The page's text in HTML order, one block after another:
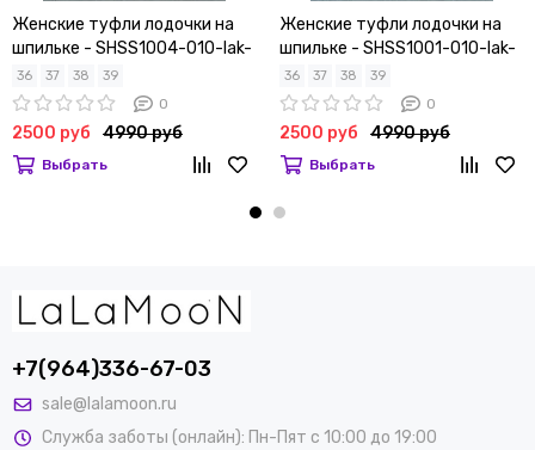
Женские туфли лодочки на
шпильке - SHSS1004-010-lak-
leo
36 37 38 39
0
2500 руб 4990 руб
Выбрать
Женские туфли лодочки на
шпильке - SHSS1001-010-lak-
bei
36 37 38 39
0
2500 руб 4990 руб
Выбрать
+7(964)336-67-03
sale@lalamoon.ru
Служба заботы (онлайн): Пн-Пят с 10:00 до 19:00